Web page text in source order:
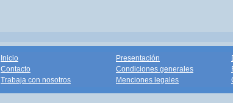
Inicio
Contacto
Trabaja con nosotros
Presentación
Condiciones generales
Menciones legales